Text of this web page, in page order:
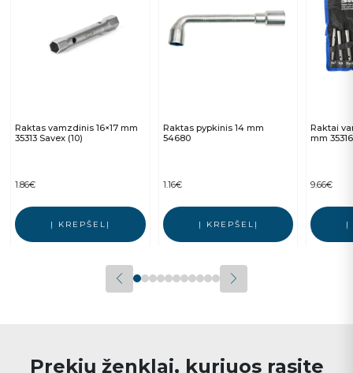
Raktas vamzdinis 16×17 mm
35313 Savex (10)
1.86€
Į KREPŠELĮ
Raktas pypkinis 14 mm
54680
1.16€
Į KREPŠELĮ
Raktai
mm
9.66€
Į
Prekių ženklai, kuriuos rasite